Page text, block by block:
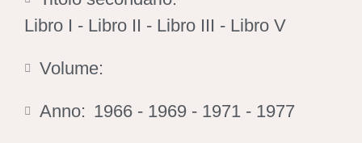
Libro I - Libro II - Libro III - Libro V
Volume:
Anno: 1966 - 1969 - 1971 - 1977